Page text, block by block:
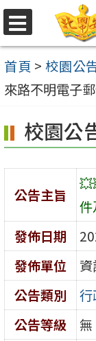
選
單
跳
至
主
要
容
區
首頁 > 校園公
來路不明電子
校園公
公告主旨
發佈日期
發佈單位
公告類別
公告等級
無